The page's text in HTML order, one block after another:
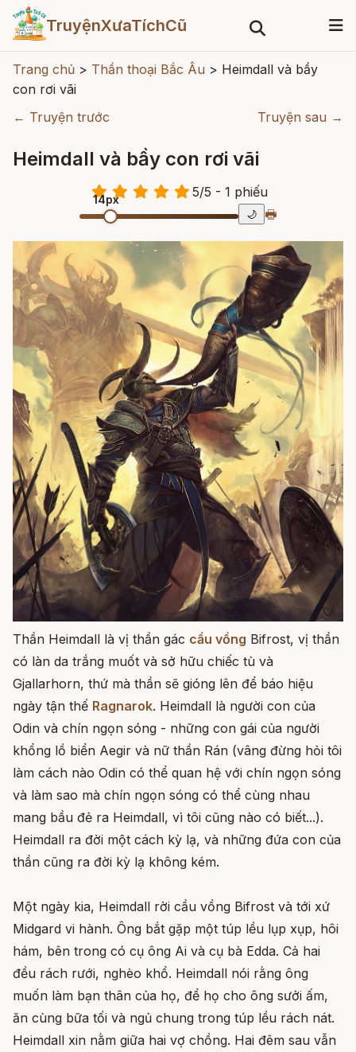
TruyệnXưaTíchCũ
Trang chủ > Thần thoại Bắc Âu > Heimdall và bầy
con rơi vãi
← Truyện trước
Truyện sau →
Heimdall và bầy con rơi vãi
5/5 - 1 phiếu
14px
🌙 🖶
Thần Heimdall là vị thần gác cầu vồng Bifrost, vị thần
có làn da trắng muốt và sở hữu chiếc tù và
Gjallarhorn, thứ mà thần sẽ gióng lên để báo hiệu
ngày tận thế Ragnarok. Heimdall là người con của
Odin và chín ngọn sóng - những con gái của người
khổng lồ biển Aegir và nữ thần Rán (vâng đừng hỏi tôi
làm cách nào Odin có thể quan hệ với chín ngọn sóng
và làm sao mà chín ngọn sóng có thể cùng nhau
mang bầu đẻ ra Heimdall, vì tôi cũng nào có biết...).
Heimdall ra đời một cách kỳ lạ, và những đứa con của
thần cũng ra đời kỳ lạ không kém.
Một ngày kia, Heimdall rời cầu vồng Bifrost và tới xứ
Midgard vi hành. Ông bắt gặp một túp lều lụp xụp, hôi
hám, bên trong có cụ ông Ai và cụ bà Edda. Cả hai
đều rách rưới, nghèo khổ. Heimdall nói rằng ông
muốn làm bạn thân của họ, để họ cho ông sưởi ấm,
ăn cùng bữa tối và ngủ chung trong túp lều rách nát.
Heimdall xin nằm giữa hai vợ chồng. Hai đêm sau vẫn